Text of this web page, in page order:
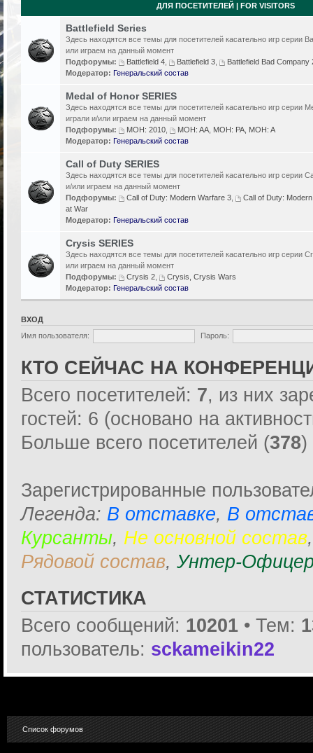
ДЛЯ ПОСЕТИТЕЛЕЙ | FOR VISITORS
Battlefield Series
Здесь находятся все темы для посетителей касательно игр серии
или играем на данный момент
Подфорумы:
Battlefield 4 Battlefield 3
Battlefield Bad Company
Модератор: Генеральский состав
Medal of Honor SERIES
Здесь находятся все темы для посетителей касательно игр серии
играли и/или играем на данный момент
Подфорумы:
MOH: 2010
MOH: AA, MOH: PA, MOH: A
Модератор: Генеральский состав
Call of Duty SERIES
Здесь находятся все темы для посетителей касательно игр серии
и/или играем на данный момент
Подфорумы:
Call of Duty: Modern Warfare 3
Call of Duty:
at War
Модератор: Генеральский состав
Crysis SERIES
Здесь находятся все темы для посетителей касательно игр серии
или играем на данный момент
Подфорумы:
Crysis 2
Crysis, Crysis Wars
Модератор: Генеральский состав
ВХОД
Имя пользователя:
Пароль:
КТО СЕЙЧАС НА
Всего посетителей: 7, из них
гостей: 6 (основано на
Больше всего посетителей (378)
Зарегистрированные
Легенда: В отставке, В
Курсанты, Не основной состав
Рядовой состав, Унтер-
СТАТИСТИКА
Всего сообщений: 10201 • Тем:
пользователь: sckameikin22
Список форумов